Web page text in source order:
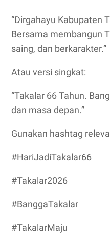
“Dirgahayu Kabupaten
Bersama membangun
saing, dan berkarakter.”
Atau versi singkat:
“Takalar 66 Tahun.
dan masa depan.”
Gunakan hashtag
#HariJadiTakalar66
#Takalar2026
#BanggaTakalar
#TakalarMaju